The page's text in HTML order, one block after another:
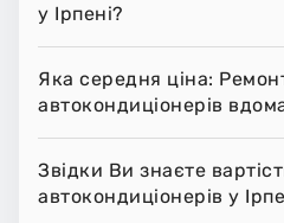
у Ірпені?
Яка середня ціна:
автокондиціонерів
Звідки Ви знаєте
автокондиціонерів у